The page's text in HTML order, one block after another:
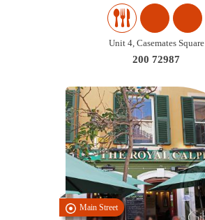
Unit 4, Casemates Square
200 72987
Main Street